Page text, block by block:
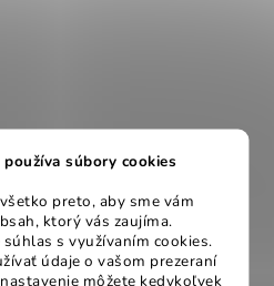
súbory cookies
preto, aby sme vám
ktorý vás zaujíma.
s využívaním cookies.
údaje o vašom prezeraní
môžete kedykoľvek